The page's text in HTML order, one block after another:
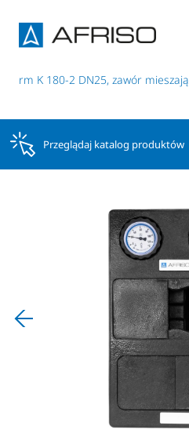
K 180-2 DN25, zawór
Przeglądaj katalog produktów